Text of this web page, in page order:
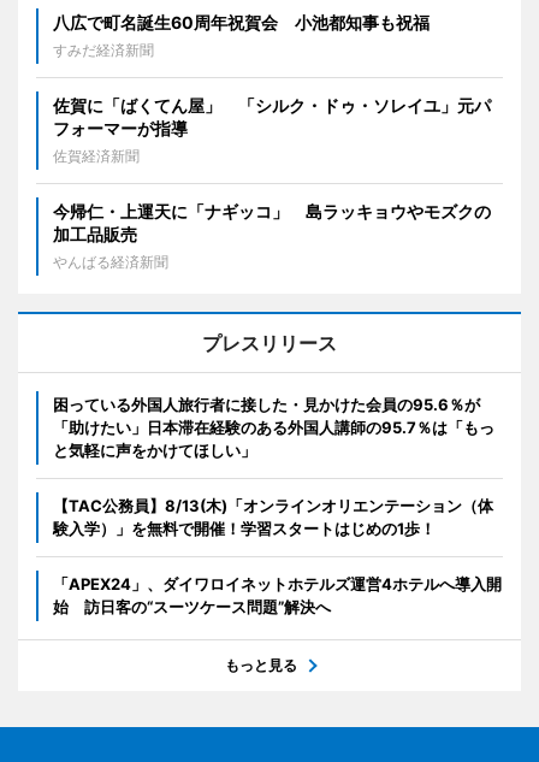
八広で町名誕生60周年祝賀会 小池都知事も祝福
すみだ経済新聞
佐賀に「ばくてん屋」 「シルク・ドゥ・ソレイユ」元パ
フォーマーが指導
佐賀経済新聞
今帰仁・上運天に「ナギッコ」 島ラッキョウやモズクの
加工品販売
やんばる経済新聞
プレスリリース
困っている外国人旅行者に接した・見かけた会員の95.6％が
「助けたい」日本滞在経験のある外国人講師の95.7％は「もっ
と気軽に声をかけてほしい」
【TAC公務員】8/13(木)「オンラインオリエンテーション（体
験入学）」を無料で開催！学習スタートはじめの1歩！
「APEX24」、ダイワロイネットホテルズ運営4ホテルへ導入開
始 訪日客の“スーツケース問題”解決へ
もっと見る